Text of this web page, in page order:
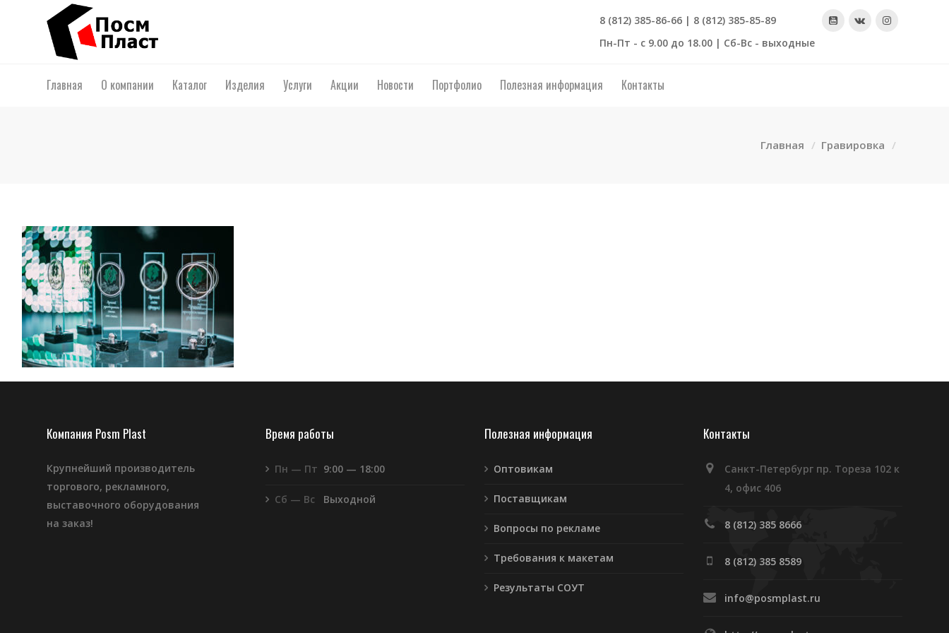
8 (812) 385-86-66 | 8 (812) 385-85-89
Пн-Пт - с 9.00 до 18.00 | Сб-Вс - выходные
Главная О компании Каталог Изделия Услуги Акции Новости Портфолио Полезная информация Контакты
Главная Гравировка
Компания Posm Plast
Крупнейший производитель
торгового, рекламного,
выставочного оборудования
на заказ!
Время работы
Пн — Пт 9:00 — 18:00
Сб — Вс Выходной
Полезная информация
Оптовикам
Поставщикам
Вопросы по рекламе
Требования к макетам
Результаты СОУТ
Контакты
Санкт-Петербург пр. Тореза 102 к
4, офис 406
8 (812) 385 8666
8 (812) 385 8589
info@posmplast.ru